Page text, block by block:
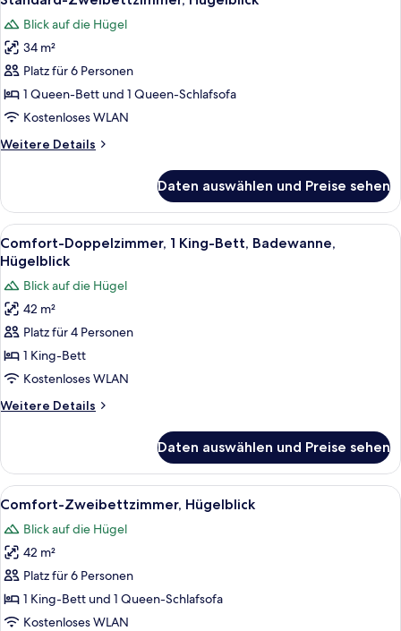
Hügelblick
Fotos
für
Standard-
Zweibettzimmer,
Hügelblick
anzeigen
Blick auf die Hügel
34 m²
Platz für 6 Personen
1 Queen-Bett und 1 Queen-Schlafsofa
Kostenloses WLAN
Weitere Details
Weitere
Zweibettzimmer,
Hügelblick
Daten auswählen und Preise sehen
Alle
Fotos
für
Comfort-
Doppelzimmer,
1 King-
Bett,
Badewanne,
Hügelblick
anzeigen
Ein Schlafzimmer mit einer großen
6
Comfort-Doppelzimmer, 1 King-Bett, Badewanne,
Hügelblick
Blick auf die Hügel
42 m²
Platz für 4 Personen
1 King-Bett
Kostenloses WLAN
Weitere Details
Weitere
Doppelzimmer,
1 King-
Bett,
Hügelblick
Daten auswählen und Preise sehen
Alle
Fotos
für
Comfort-
Zweibettzimmer,
Hügelblick
anzeigen
Ein Schlafzimmer mit einem großen
7
Comfort-Zweibettzimmer, Hügelblick
Blick auf die Hügel
42 m²
Platz für 6 Personen
1 King-Bett und 1 Queen-Schlafsofa
Kostenloses WLAN